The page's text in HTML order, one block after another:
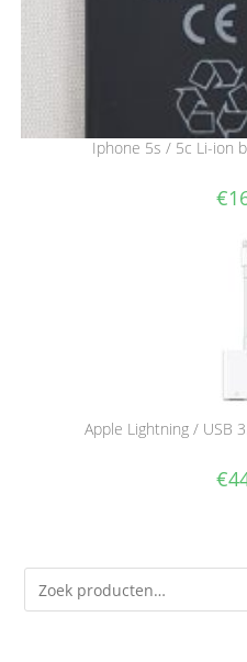
Iphone 5s / 5c Li-ion
€
Apple Lightning / USB
€